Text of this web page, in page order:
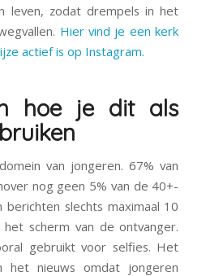
leven, zodat drempels in het
Hier vind je een kerk
actief is op Instagram.
hoe je dit als
van jongeren. 67% van
nog geen 5% van de 40+-
slechts maximaal 10
het scherm van de ontvanger.
gebruikt voor selfies. Het
het nieuws omdat jongeren